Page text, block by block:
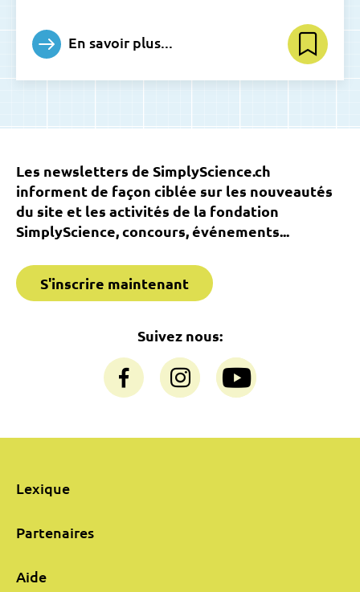
En savoir plus...
Les newsletters de SimplyScience.ch
informent de façon ciblée sur les nouveautés
du site et les activités de la fondation
SimplyScience, concours, événements...
S'inscrire maintenant
Suivez nous:
Lexique
Partenaires
Aide